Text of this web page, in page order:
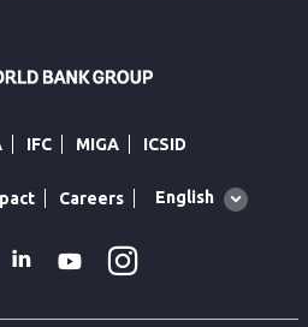
IFC MIGA ICSID
Careers
Global
English
Linkedin
Youtube